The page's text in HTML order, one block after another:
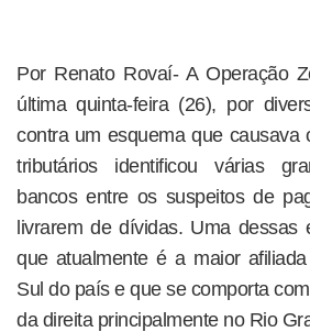
Por Renato Rovaí- A Operação
última quinta-feira (26), por
contra um esquema que causava
tributários identificou várias
bancos entre os suspeitos de
livrarem de dívidas. Uma dessas
que atualmente é a maior
Sul do país e que se comporta
da direita principalmente no Rio